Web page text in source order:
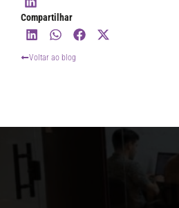
Compartilhar
Voltar ao blog